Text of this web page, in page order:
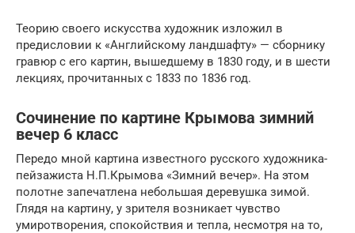
Теорию своего искусства художник изложил в
предисловии к «Английскому ландшафту» — сборнику
гравюр с его картин, вышедшему в 1830 году, и в шести
лекциях, прочитанных с 1833 по 1836 год.
Сочинение по картине Крымова зимний
вечер 6 класс
Передо мной картина известного русского художника-
пейзажиста Н.П.Крымова «Зимний вечер». На этом
полотне запечатлена небольшая деревушка зимой.
Глядя на картину, у зрителя возникает чувство
умиротворения, спокойствия и тепла, несмотря на то,